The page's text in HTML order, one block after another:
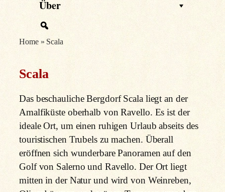
Über
Home» Scala
Scala
Das beschauliche Bergdorf Scala liegt an der
Amalfiküste oberhalb von Ravello. Es ist der
ideale Ort, um einen ruhigen Urlaub abseits des
touristischen Trubels zu machen. Überall
eröffnen sich wunderbare Panoramen auf den
Golf von Salerno und Ravello. Der Ort liegt
mitten in der Natur und wird von Weinreben,